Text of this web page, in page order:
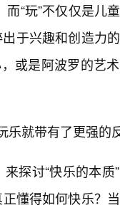
而“玩”不仅仅是儿
于兴趣和创造力
或是阿波罗的艺
就带有了更强的
探讨“快乐的本质
懂得如何快乐？